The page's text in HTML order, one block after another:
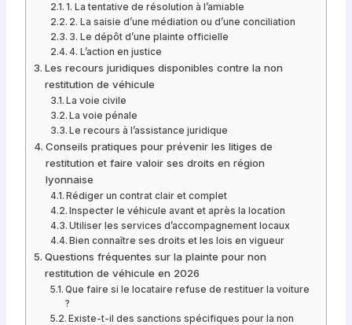
1. La tentative de résolution à l’amiable
2. La saisie d’une médiation ou d’une conciliation
3. Le dépôt d’une plainte officielle
4. L’action en justice
Les recours juridiques disponibles contre la non
restitution de véhicule
La voie civile
La voie pénale
Le recours à l’assistance juridique
Conseils pratiques pour prévenir les litiges de
restitution et faire valoir ses droits en région
lyonnaise
Rédiger un contrat clair et complet
Inspecter le véhicule avant et après la location
Utiliser les services d’accompagnement locaux
Bien connaître ses droits et les lois en vigueur
Questions fréquentes sur la plainte pour non
restitution de véhicule en 2026
Que faire si le locataire refuse de restituer la voiture
?
Existe-t-il des sanctions spécifiques pour la non